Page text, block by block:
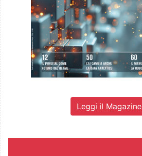
Leggi il Magazine